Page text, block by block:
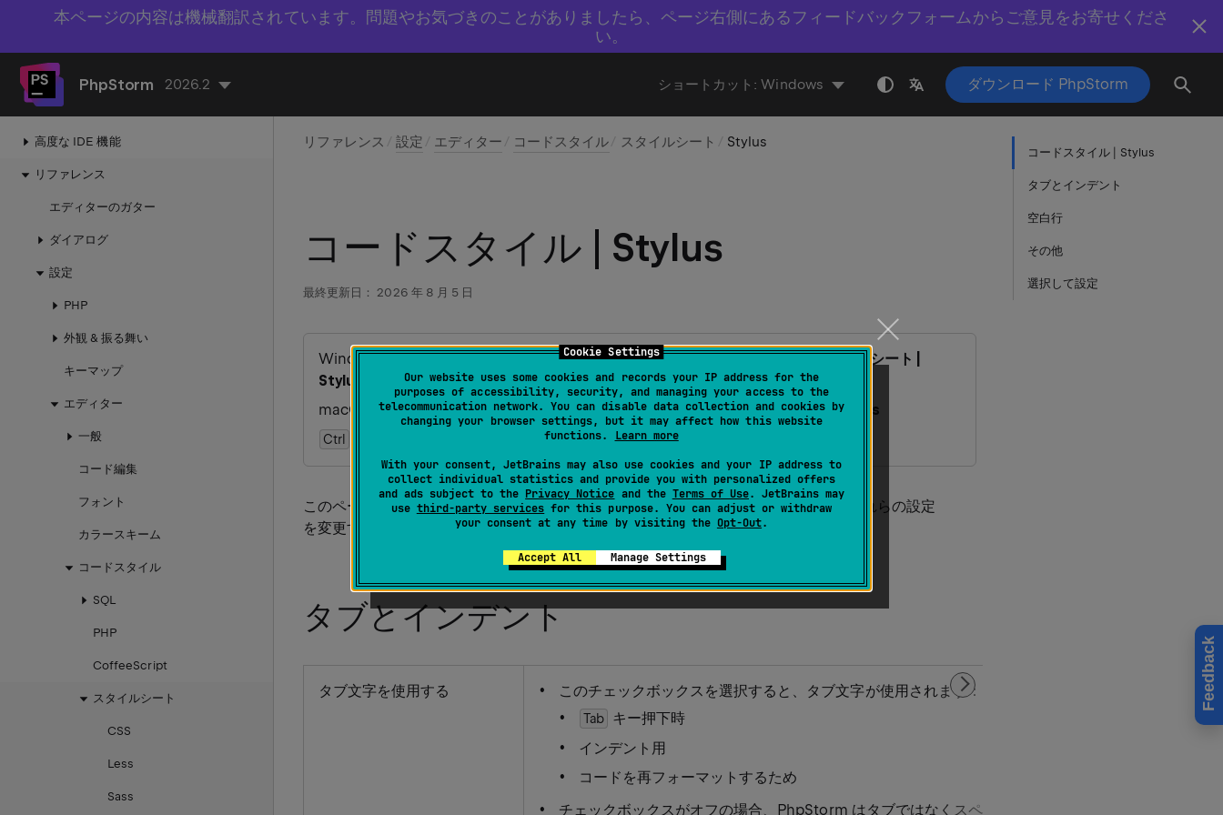
Cookie Settings
Our website uses some cookies and records your IP address for the
purposes of accessibility, security, and managing your access to the
telecommunication network. You can disable data collection and cookies by
changing your browser settings, but it may affect how this website
functions. Learn more
With your consent, JetBrains may also use cookies and your IP address to
collect individual statistics and provide you with personalized offers
and ads subject to the Privacy Notice and the Terms of Use. JetBrains may
use third-party services for this purpose. You can adjust or withdraw
your consent at any time by visiting the Opt-Out.
Accept All Manage Settings
本ページの内容は機械翻訳されています。問題やお気づきのことがありましたら、ページ右側にあるフィードバックフォームからご意見をお寄せくださ
い。
Feedback
PhpStorm 2026.2 ショートカット:Windows ダウンロード PhpStorm
バージョン管理
リモート開発
Dev Container
高度な IDE 機能
リファレンス
エディターのガター
ダイアログ
設定
PHP
外観 & 振る舞い
キーマップ
エディター
一般
コード編集
フォント
カラースキーム
コードスタイル
SQL
PHP
CoffeeScript
スタイルシート
CSS
Less
Sass
リファレンス 設定 エディター コードスタイル スタイルシート Stylus
コードスタイル | Stylus
最終更新日： 2026 年 8 月 5 日
Windows および Linux 用のファイル | 設定 | エディター | コードスタイル | スタイルシート |
Stylus
macOS 用%instance% | 設定 | エディター | コードスタイル | スタイルシート | Stylus
Ctrl
このページを使用して、Stylus ファイルのフォーマットオプションを設定します。 これらの設定
を変更すると、
プレビュー ペインに、コードへの影響が表示されます。
タブとインデント
タブ文字を使用する このチェックボックスを選択すると、タブ文字が使用されます：
Tab
キー押下時
インデント用
コードを再フォーマットするため
チェックボックスがオフの場合、PhpStorm はタブではなくスペースを使用します。
コードスタイル | Stylus
タブとインデント
空白行
その他
選択して設定